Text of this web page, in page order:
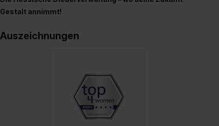
erlauben“. Die Einwilligung zur Platzierung von Cookies
der Kategorien „Präferenzen“, „Statistiken“ und „Social
zur Übermittlung deiner Daten in die USA (Art. 49 Abs. 1
II). Du kannst die von dir erteilte Einwilligung jederzeit mit
Wirkung für die Zukunft ganz oder teilweise über unsere
Datenschutzerklärung unter dem Punkt „Datenschutz-
Einstellungen“ widerrufen. Weitere Informationen zu den
einzelnen Cookies findest du durch Klick auf „Details
Gestalt annimmt!
Auszeichnungen